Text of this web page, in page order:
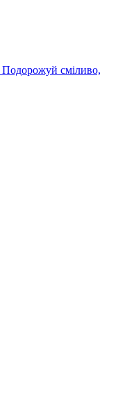
Подорожуй сміливо,